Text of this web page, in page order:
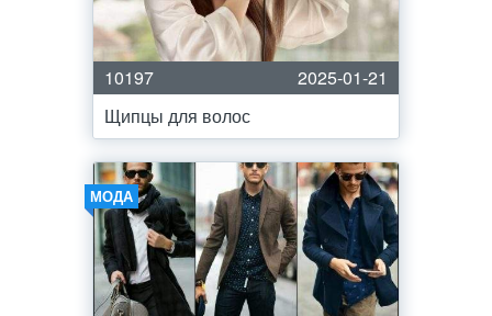
10197
2025-01-21
Щипцы для волос
МОДА